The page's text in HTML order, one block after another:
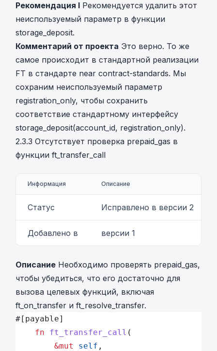
Рекомендация I Рекомендуется удалить этот
неиспользуемый параметр в функции
storage_deposit.
Комментарий от проекта Это верно. То же
самое происходит в стандартной реализации
FT в стандарте near contract-standards. Мы
сохраним неиспользуемый параметр
registration_only, чтобы сохранить
соответствие стандартному интерфейсу
storage_deposit(account_id, registration_only).
2.3.3 Отсутствует проверка prepaid_gas в
функции ft_transfer_call
Информация Описание
Статус Исправлено в версии 2
Добавлено в версии 1
Описание Необходимо проверять prepaid_gas,
чтобы убедиться, что его достаточно для
вызова целевых функций, включая
ft_on_transfer и ft_resolve_transfer.
#[payable]
	fn
ft_transfer_call (
		&mut
self ,